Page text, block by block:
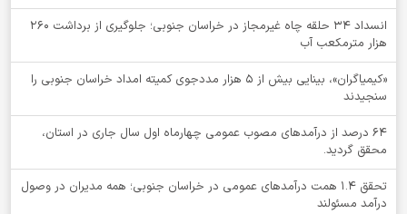
انسداد ۳۴ حلقه چاه غیرمجاز در خراسان جنوبی؛ جلوگیری از برداشت ۲۶۰
هزار مترمکعب آب
«کیمیاگران»، بینایی بیش از ۵ هزار مددجوی کمیته امداد خراسان جنوبی را
سنجیدند
64 درصد از درآمدهای مصوب عمومی چهارماه اول سال جاری در استان،
محقق گردید.
تحقق ۱.۴ همت درآمدهای عمومی در خراسان جنوبی؛ همه مدیران در وصول
درآمد مسئولند